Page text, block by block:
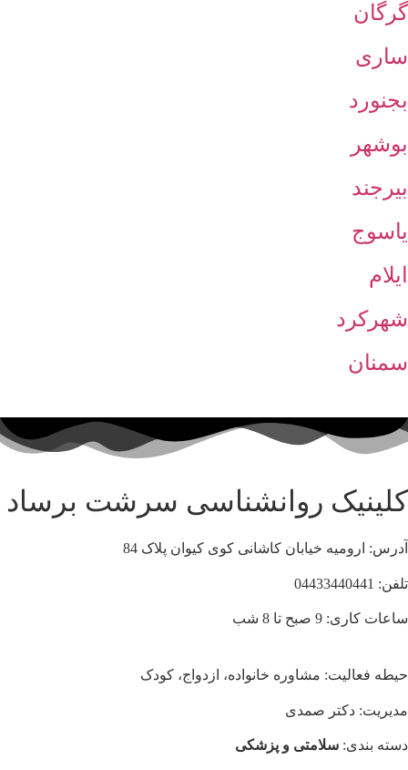
گرگان
ساری
بجنورد
بوشهر
بیرجند
یاسوج
ایلام
شهرکرد
سمنان
کلینیک روانشناسی سرشت برساد
آدرس: ارومیه خیابان کاشانی کوی کیوان پلاک 84
تلفن: 04433440441
ساعات کاری: 9 صبح تا 8 شب
حیطه فعالیت: مشاوره خانواده، ازدواج، کودک
مدیریت: دکتر صمدی
دسته بندی: سلامتی و پزشکی